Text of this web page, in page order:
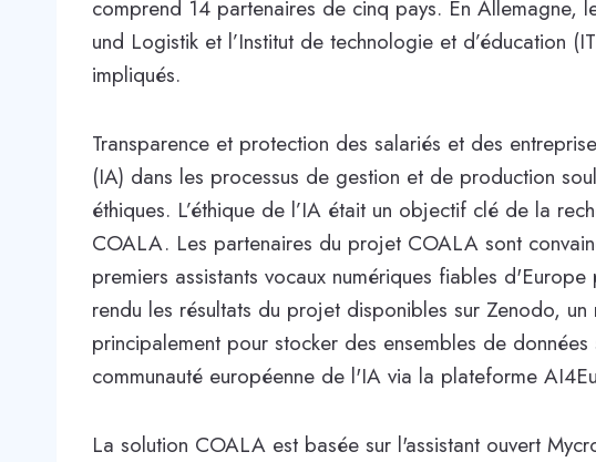
comprend 14 partenaires de cinq pays. En Allemagne,
und Logistik et l’Institut de technologie et d’éducation
impliqués.
Transparence et protection des salariés et des
(IA) dans les processus de gestion et de production
éthiques. L’éthique de l’IA était un objectif clé de la
COALA. Les partenaires du projet COALA sont
premiers assistants vocaux numériques fiables
rendu les résultats du projet disponibles sur Zenodo,
principalement pour stocker des ensembles de
communauté européenne de l'IA via la plateforme
La solution COALA est basée sur l'assistant ouvert